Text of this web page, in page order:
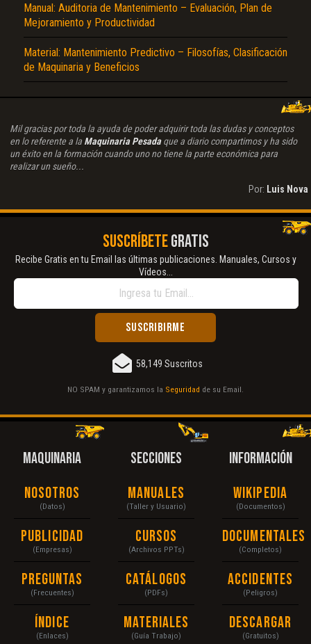
Manual: Auditoria de Mantenimiento – Evaluación, Plan de
Mejoramiento y Productividad
Material: Mantenimiento Predictivo – Filosofías, Clasificación
de Maquinaria y Beneficios
Mil gracias por toda la ayuda de poder adquirir toda las dudas y conceptos
en lo referente a la Maquinaria Pesadaque a diario compartimos y ha sido
un éxito en la formación cuando uno no tiene la parte económica para
realizar un sueño...
Por: Luis Nova
SUSCRÍBETEGRATIS
Recibe Gratis en tu Email las últimas publicaciones. Manuales, Cursos y
Vídeos...
58,149 Suscritos
NO SPAM y garantizamos la Seguridad de su Email.
MAQUINARIA
Nosotros
(Datos)
Publicidad
(Empresas)
Preguntas
(Frecuentes)
Índice
(Enlaces)
SECCIONES
Manuales
(Taller y Usuario)
Cursos
(Archivos PPTs)
Catálogos
(PDFs)
Materiales
(Guía Trabajo)
INFORMACIÓN
Wikipedia
(Documentos)
Documentales
(Completos)
Accidentes
(Peligros)
Descargar
(Gratuitos)